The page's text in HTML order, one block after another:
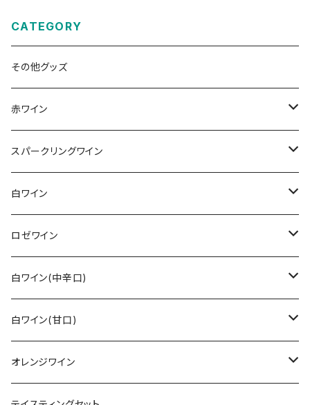
CATEGORY
その他グッズ
赤ワイン
その他赤ワイン
カベルネ・ソーヴィニョン
トロリンガー
シュペートブルグンダー(ピノ・ノワール)
バーデン
ラインガウ
レンベルガー
ヴュルテンベルク
トロリンガー
ヴュルテンベルク
ドルンフェルダー
ザーレ・ウンストルート
スパークリングワイン
ロゼゼクト
白ゼクト
バーデン
モーゼル
白ワイン
リースリング
モーゼル
ラインガウ
ジルヴァーナー
フランケン
ザーレ・ウンストルート
その他白ワイン
プファルツ
ラインヘッセン
ヴァイスブルグンダー
モーゼル
ロゼワイン
その他
プファルツ
モーゼル
シュペートブルグンダー(ピノ・ノワール)
モーゼル
ラインヘッセン
白ワイン(中辛口)
リースリング
モーゼル
ラインヘッセン
ショイレーベ
フランケン
白ワイン(甘口)
リースリング
モーゼル
オレンジワイン